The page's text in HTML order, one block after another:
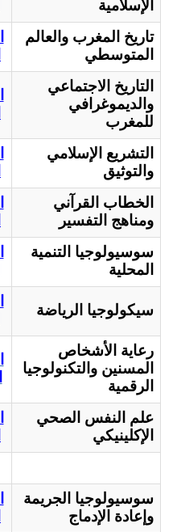
الإسلامية
تاريخ المغرب والعالم
المتوسطي
التاريخ الاجتماعي
والديموغرافي
للمغرب
التشريع الإسلامي
والتوثيق
الخطاب القرآني
ومناهج التفسير
سوسيولوجيا التنمية
المحلية
سيكولوجيا الرياضة
رعاية الأشخاص
المسنين والتكنولوجيا
الرقمية
الإكلينيكي
سوسيولوجيا الجريمة
وإعادة الإدماج